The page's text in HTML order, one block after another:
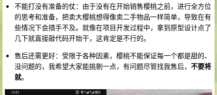
不能打没有准备的仗：由于没有在开始销售樱桃之前，进行全方位
的思考和准备，把卖大樱桃想得像卖二手物品一样简单，导致在有
些情况下会措手不及。就像在项目开发过程中，拿到原型设计点了
几下就直接敲代码开始干，这肯定是不行的。
售后还需更好：受限于各种因素，樱桃不能保证每一个都是甜的、
没问题的，我希望大家能挑剔一点，有问题尽管找我售后， 不要将
就。